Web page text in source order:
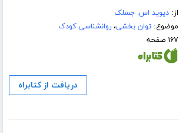
از:دیوید اس. جسلک
موضوع:توان بخشی،روانشناسی کودک
۱۶۷ صفحه
دریافت از کتابراه